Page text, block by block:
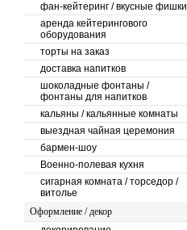
фан-кейтеринг / вкусные фишки
аренда кейтерингового
оборудования
торты на заказ
доставка напитков
шоколадные фонтаны /
фонтаны для напитков
кальяны / кальянные комнаты
выездная чайная церемония
бармен-шоу
Военно-полевая кухня
сигарная комната / торседор /
витолье
Оформление / декор